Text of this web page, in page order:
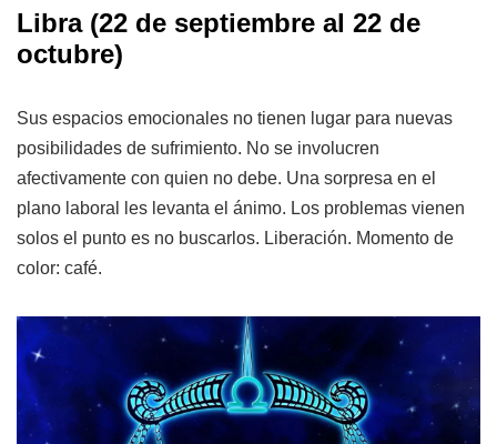
Libra (22 de septiembre al 22 de
octubre)
Sus espacios emocionales no tienen lugar para nuevas
posibilidades de sufrimiento. No se involucren
afectivamente con quien no debe. Una sorpresa en el
plano laboral les levanta el ánimo. Los problemas vienen
solos el punto es no buscarlos. Liberación. Momento de
color: café.